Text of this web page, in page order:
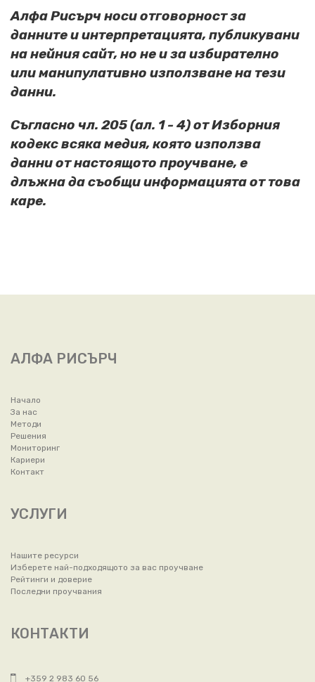
Алфа Рисърч носи отговорност за
данните и интерпретацията, публикувани
на нейния сайт, но не и за избирателно
или манипулативно използване на тези
данни.
Съгласно чл. 205 (ал. 1 - 4) от Изборния
кодекс всяка медия, която използва
данни от настоящото проучване, е
длъжна да съобщи информацията от това
каре.
АЛФА РИСЪРЧ
Начало
За нас
Методи
Решения
Мониторинг
Кариери
Контакт
УСЛУГИ
Нашите ресурси
Изберете най-подходящото за вас проучване
Рейтинги и доверие
Последни проучвания
КОНТАКТИ
+359 2 983 60 56